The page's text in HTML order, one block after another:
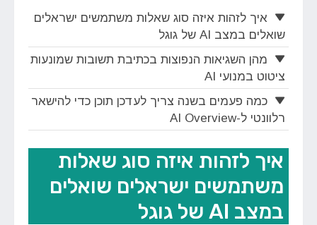
איך לזהות איזה סוג שאלות משתמשים ישראלים
שואלים במצב AI של גוגל
מהן השגיאות הנפוצות בכתיבת תשובות שמונעות
ציטוט במנועי AI
כמה פעמים בשנה צריך לעדכן תוכן כדי להישאר
רלוונטי ל-AI Overview
איך לזהות איזה סוג שאלות
משתמשים ישראלים שואלים
במצב AI של גוגל